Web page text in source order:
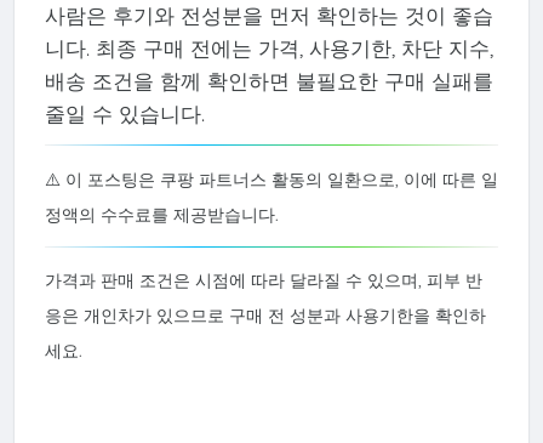
사람은 후기와 전성분을 먼저 확인하는 것이 좋습
니다. 최종 구매 전에는 가격, 사용기한, 차단 지수,
배송 조건을 함께 확인하면 불필요한 구매 실패를
줄일 수 있습니다.
⚠️ 이 포스팅은 쿠팡 파트너스 활동의 일환으로, 이에 따른 일
정액의 수수료를 제공받습니다.
가격과 판매 조건은 시점에 따라 달라질 수 있으며, 피부 반
응은 개인차가 있으므로 구매 전 성분과 사용기한을 확인하
세요.